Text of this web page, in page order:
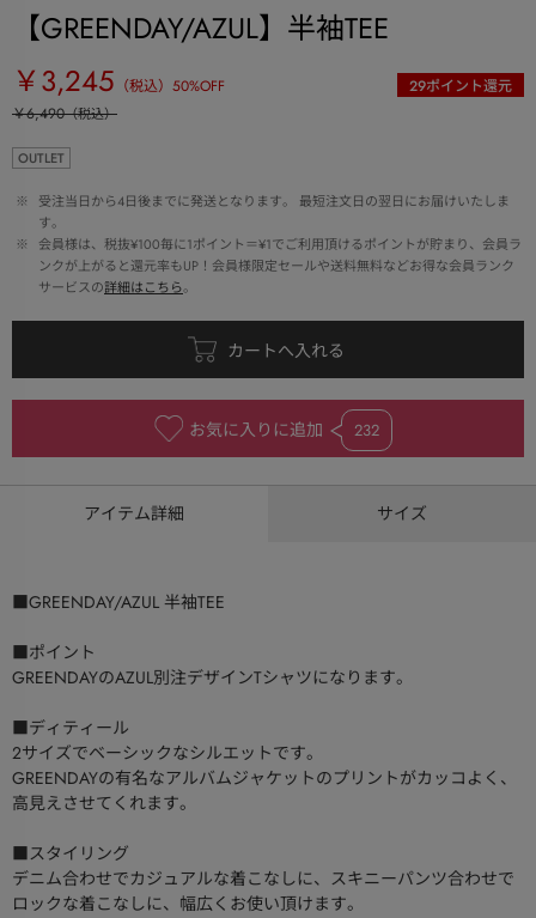
【GREENDAY/AZUL】半袖TEE
￥3,245 （税込） 50%OFF 29ポイント還元
￥6,490（税込）
OUTLET
※
受注当日から4日後までに発送となります。 最短注文日の翌日にお届けいたしま
す。
※
会員様は、税抜¥100毎に1ポイント＝¥1でご利用頂けるポイントが貯まり、会員ラ
ンクが上がると還元率もUP！会員様限定セールや送料無料などお得な会員ランク
サービスの詳細はこちら。
お気に入りに追加 232
アイテム詳細 サイズ
■GREENDAY/AZUL 半袖TEE
■ポイント
GREENDAYのAZUL別注デザインTシャツになります。
■ディティール
2サイズでベーシックなシルエットです。
GREENDAYの有名なアルバムジャケットのプリントがカッコよく、
高見えさせてくれます。
■スタイリング
デニム合わせでカジュアルな着こなしに、スキニーパンツ合わせで
ロックな着こなしに、幅広くお使い頂けます。